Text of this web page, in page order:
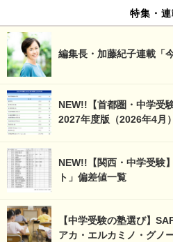
特集・連
編集長・加藤紀子連載「
NEW!!【首都圏・中学受
2027年度版（2026年4月）
NEW!!【関西・中学受験
ト」偏差値一覧
【中学受験の塾選び】
アカ・エルカミノ・グノ